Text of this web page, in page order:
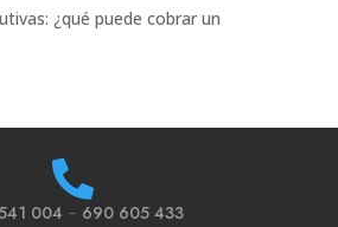
¿qué puede cobrar un

004 – 690 605 433